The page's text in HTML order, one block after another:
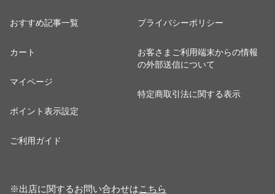
おすすめ記事一覧
カート
マイページ
ポイント表示設定
ご利用ガイド
プライバシーポリシー
お客さまご利用端末からの情報
の外部送信について
特定商取引法に関する表示
※出店に関するお問い合わせはこちら